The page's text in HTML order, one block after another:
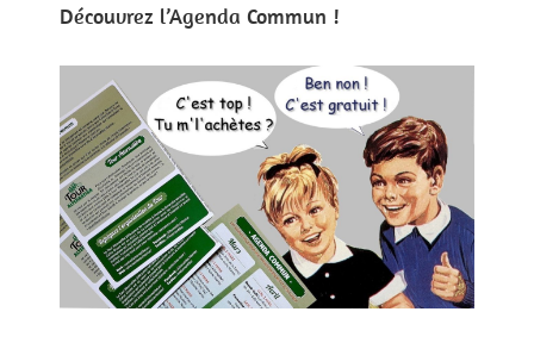
Découvrez l’Agenda Commun !
Larger
Image